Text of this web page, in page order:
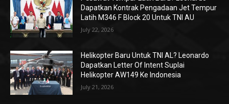
Dapatkan Kontrak Pengadaan Jet Tempur
Latih M346 F Block 20 Untuk TNI AU
July 22, 2026
Helikopter Baru Untuk TNI AL? Leonardo
Dapatkan Letter Of Intent Suplai
Helikopter AW149 Ke Indonesia
July 21, 2026